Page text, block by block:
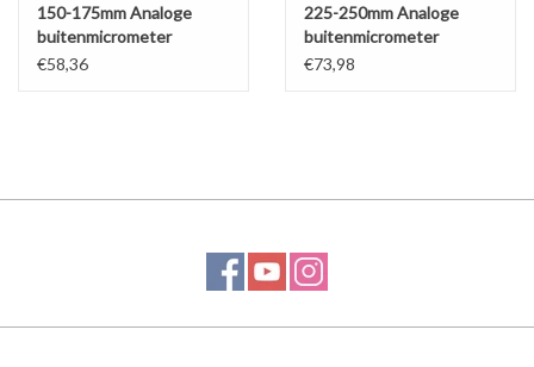
150-175mm Analoge
buitenmicrometer
x0.01mm
€58,36
225-250mm Analoge
buitenmicrometer
x0.01mm
€73,98